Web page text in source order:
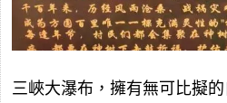
三峽大瀑布，擁有無可比擬